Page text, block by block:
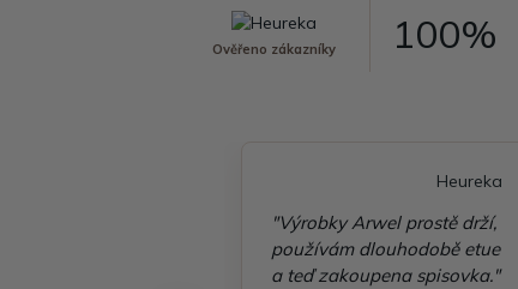
Ověřeno zákazníky 100%
Heureka
"Výrobky Arwel prostě drží,
používám dlouhodobě etue
a teď zakoupena spisovka."